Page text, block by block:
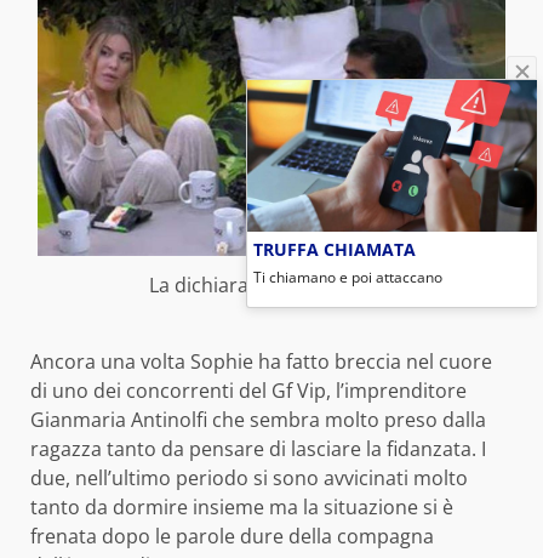
La dichiarazione (foto web)
Ancora una volta Sophie ha fatto breccia nel cuore
di uno dei concorrenti del Gf Vip, l’imprenditore
Gianmaria Antinolfi che sembra molto preso dalla
ragazza tanto da pensare di lasciare la fidanzata. I
due, nell’ultimo periodo si sono avvicinati molto
tanto da dormire insieme ma la situazione si è
frenata dopo le parole dure della compagna
TRUFFA CHIAMATA
Ti chiamano e poi attaccano